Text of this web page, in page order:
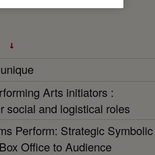
↓
Arts initiators :
social and logistical roles
Perform: Strategic Symbolic
Office to Audience